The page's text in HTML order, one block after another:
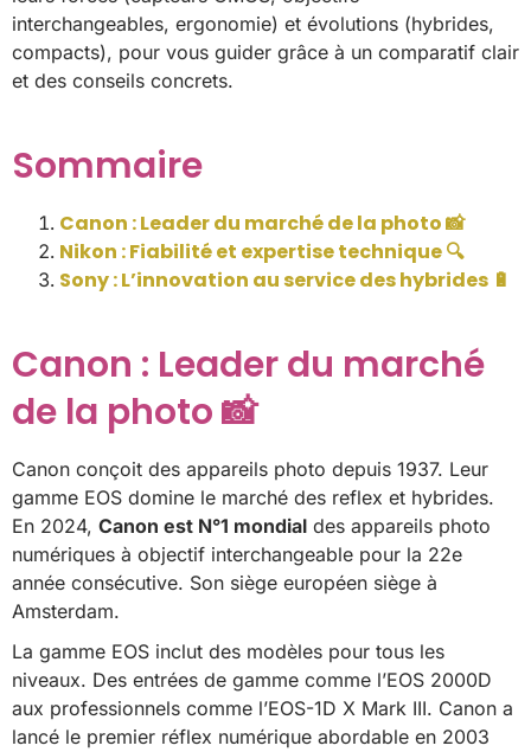
interchangeables, ergonomie) et évolutions (hybrides,
compacts), pour vous guider grâce à un comparatif clair
et des conseils concrets.
Sommaire
Canon : Leader du marché de la photo 📸
Nikon : Fiabilité et expertise technique 🔍
Sony : L’innovation au service des hybrides 🔋
Canon : Leader du marché
de la photo 📸
Canon conçoit des appareils photo depuis 1937. Leur
gamme EOS domine le marché des reflex et hybrides.
En 2024, Canon est N°1 mondial des appareils photo
numériques à objectif interchangeable pour la 22e
année consécutive. Son siège européen siège à
Amsterdam.
La gamme EOS inclut des modèles pour tous les
niveaux. Des entrées de gamme comme l’EOS 2000D
aux professionnels comme l’EOS-1D X Mark III. Canon a
lancé le premier réflex numérique abordable en 2003